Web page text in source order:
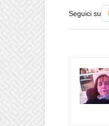
Seguici su